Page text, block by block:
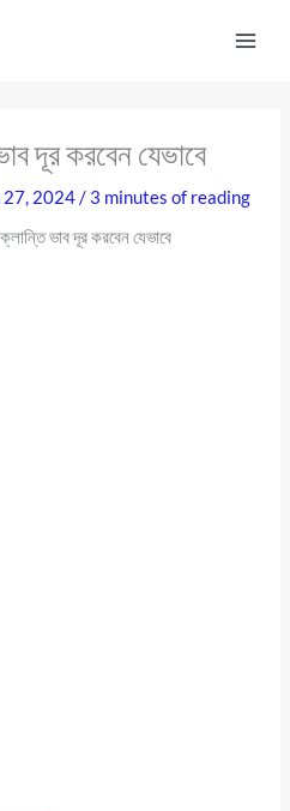
দূর করবেন যেভাবে
27, 2024/ 3 minutes of reading
ভাব দূর করবেন যেভাবে